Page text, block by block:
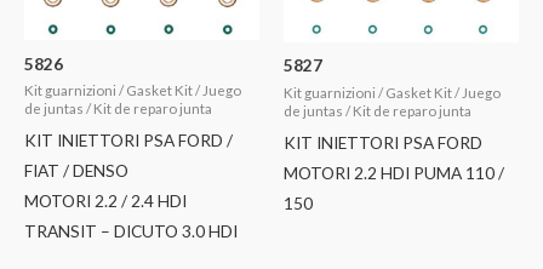
5826
Kit guarnizioni / Gasket Kit / Juego
de juntas / Kit de reparo junta
KIT INIETTORI PSA FORD /
FIAT / DENSO
MOTORI 2.2 / 2.4 HDI
TRANSIT – DICUTO 3.0 HDI
5827
Kit guarnizioni / Gasket Kit / Juego
de juntas / Kit de reparo junta
KIT INIETTORI PSA FORD
MOTORI 2.2 HDI PUMA 110 /
150